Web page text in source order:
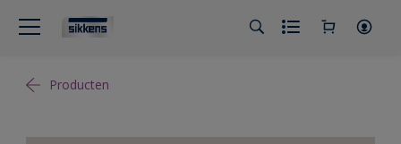
Producten